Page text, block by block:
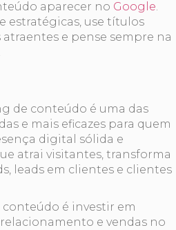
aparecer no Google.
estratégicas, use títulos
e pense sempre na
de conteúdo é uma das
e mais eficazes para quem
digital sólida e
atrai visitantes, transforma
leads em clientes e clientes
é investir em
e vendas no